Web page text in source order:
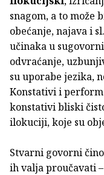
snagom, a to može
obećanje, najava i sl.
učinaka u
odvraćanje,
su uporabe jezika,
Konstativi i
konstativi bliski
ilokuciji, koje su
Stvarni govorni
ih valja proučavati